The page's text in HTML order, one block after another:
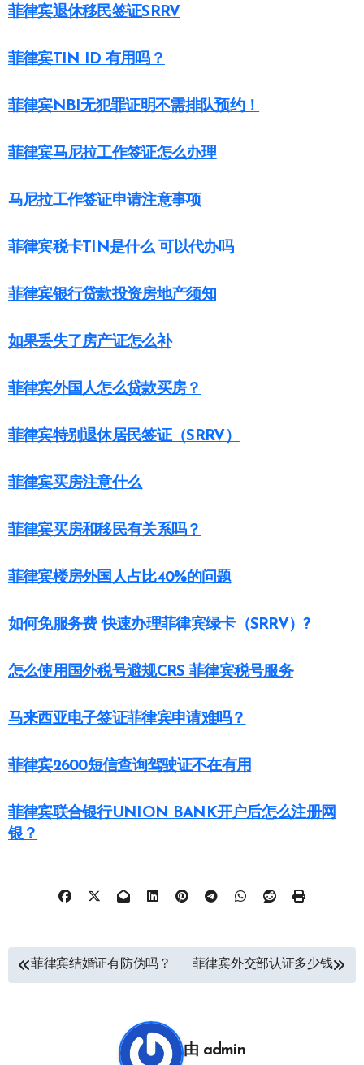
菲律宾退休移民签证SRRV
菲律宾TIN ID 有用吗？
菲律宾NBI无犯罪证明不需排队预约！
菲律宾马尼拉工作签证怎么办理
马尼拉工作签证申请注意事项
菲律宾税卡TIN是什么 可以代办吗
菲律宾银行贷款投资房地产须知
如果丢失了房产证怎么补
菲律宾外国人怎么贷款买房？
菲律宾特别退休居民签证（SRRV）
菲律宾买房注意什么
菲律宾买房和移民有关系吗？
菲律宾楼房外国人占比40%的问题
如何免服务费 快速办理菲律宾绿卡（SRRV）?
怎么使用国外税号避规CRS 菲律宾税号服务
马来西亚电子签证菲律宾申请难吗？
菲律宾2600短信查询驾驶证不在有用
菲律宾联合银行UNION BANK开户后怎么注册网
银？
文
章
菲律宾结婚证有防伪吗？ 菲律宾外交部认证多少钱
由 admin